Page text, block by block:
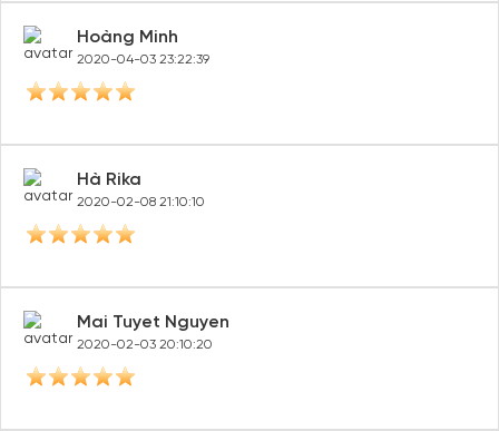
Hoàng Minh
2020-04-03 23:22:39
Hà Rika
2020-02-08 21:10:10
Mai Tuyet Nguyen
2020-02-03 20:10:20